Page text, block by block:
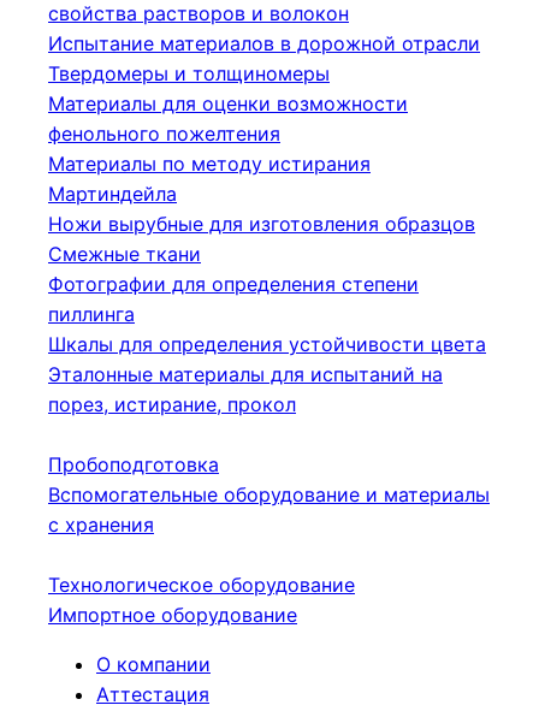
свойства растворов и волокон
Испытание материалов в дорожной отрасли
Твердомеры и толщиномеры
Материалы для оценки возможности
фенольного пожелтения
Материалы по методу истирания
Мартиндейла
Ножи вырубные для изготовления образцов
Смежные ткани
Фотографии для определения степени
пиллинга
Шкалы для определения устойчивости цвета
Эталонные материалы для испытаний на
порез, истирание, прокол
Пробоподготовка
Вспомогательные оборудование и материалы
с хранения
Технологическое оборудование
Импортное оборудование
О компании
Аттестация